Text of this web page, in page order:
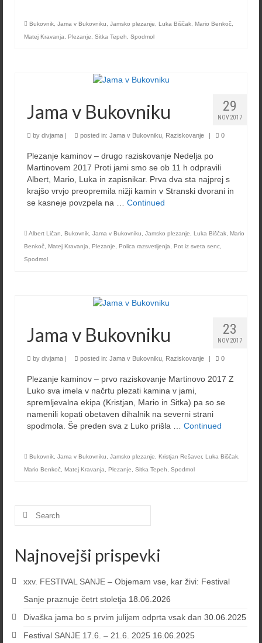
Bukovnik Jama v Bukovniku Jamsko plezanje Luka Biščak Mario Benkoč
Matej Kravanja
Plezanje Sitka Tepeh Spodmol
29
NOV 2017
Jama v Bukovniku
by divjama posted in: Jama v Bukovniku Raziskovanje 0
Plezanje kaminov – drugo raziskovanje Nedelja po
Martinovem 2017 Proti jami smo se ob 11 h odpravili
Albert, Mario, Luka in zapisnikar. Prva dva sta najprej s
krajšo vrvjo preopremila nižji kamin v Stranski dvorani in
se kasneje povzpela na … Continued
Albert Ličan, Bukovnik, Jama v Bukovniku, Jamsko plezanje, Luka Biščak, Mario
Benkoč, Matej Kravanja, Plezanje, Polica razsvetljenja, Pot iz sveta senc,
Spodmol
23
NOV 2017
Jama v Bukovniku
by divjama | posted in: Jama v Bukovniku Raziskovanje | 0
Plezanje kaminov – prvo raziskovanje Martinovo 2017 Z
Luko sva imela v načrtu plezati kamina v jami,
spremljevalna ekipa (Kristjan, Mario in Sitka) pa so se
namenili kopati obetaven dihalnik na severni strani
spodmola. Še preden sva z Luko prišla … Continued
Bukovnik Jama v Bukovniku Jamsko plezanje Kristjan Rešaver, Luka Biščak
Mario Benkoč Matej Kravanja Plezanje Sitka Tepeh Spodmol
Search
Najnovejši prispevki
xxv. FESTIVAL SANJE – Objemam vse, kar živi: Festival
Sanje praznuje četrt stoletja 18.06.2026
Divaška jama bo s prvim julijem odprta vsak dan 30.06.2025
Festival SANJE 17.6. – 21.6. 2025 16.06.2025